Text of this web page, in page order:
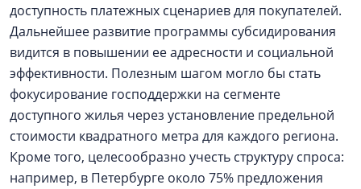
доступность платежных сценариев для покупателей.
Дальнейшее развитие программы субсидирования
видится в повышении ее адресности и социальной
эффективности. Полезным шагом могло бы стать
фокусирование господдержки на сегменте
доступного жилья через установление предельной
стоимости квадратного метра для каждого региона.
Кроме того, целесообразно учесть структуру спроса:
например, в Петербурге около 75% предложения